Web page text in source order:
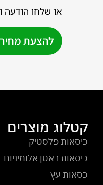
או שלחו הודעה
להצעת מחיר
קטלוג מוצרים
כיסאות פלסטיק
כיסאות ראטן אלומיניום
כסאות עץ